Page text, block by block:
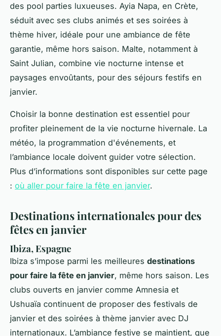
des pool parties luxueuses. Ayia Napa, en Crète,
séduit avec ses clubs animés et ses soirées à
thème hiver, idéale pour une ambiance de fête
garantie, même hors saison. Malte, notamment à
Saint Julian, combine vie nocturne intense et
paysages envoûtants, pour des séjours festifs en
janvier.
Choisir la bonne destination est essentiel pour
profiter pleinement de la vie nocturne hivernale. La
météo, la programmation d'événements, et
l’ambiance locale doivent guider votre sélection.
Plus d’informations sont disponibles sur cette page
: où aller pour faire la fête en janvier.
Destinations internationales pour des
fêtes en janvier
Ibiza, Espagne
Ibiza s’impose parmi les meilleures destinations
pour faire la fête en janvier, même hors saison. Les
clubs ouverts en janvier comme Amnesia et
Ushuaïa continuent de proposer des festivals de
janvier et des soirées à thème janvier avec DJ
internationaux. L’ambiance festive se maintient, que